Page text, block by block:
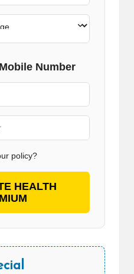
Number
policy?
HEALTH